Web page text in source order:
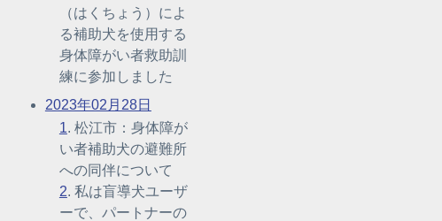
（はくちょう）によ
る補助犬を使用する
身体障がい者救助訓
練に参加しました
2023年02月28日
1. 松江市：身体障が
い者補助犬の避難所
への同伴について
2. 私は盲導犬ユーザ
ーで、パートナーの